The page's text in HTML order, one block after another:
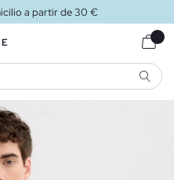
a partir de 30 €